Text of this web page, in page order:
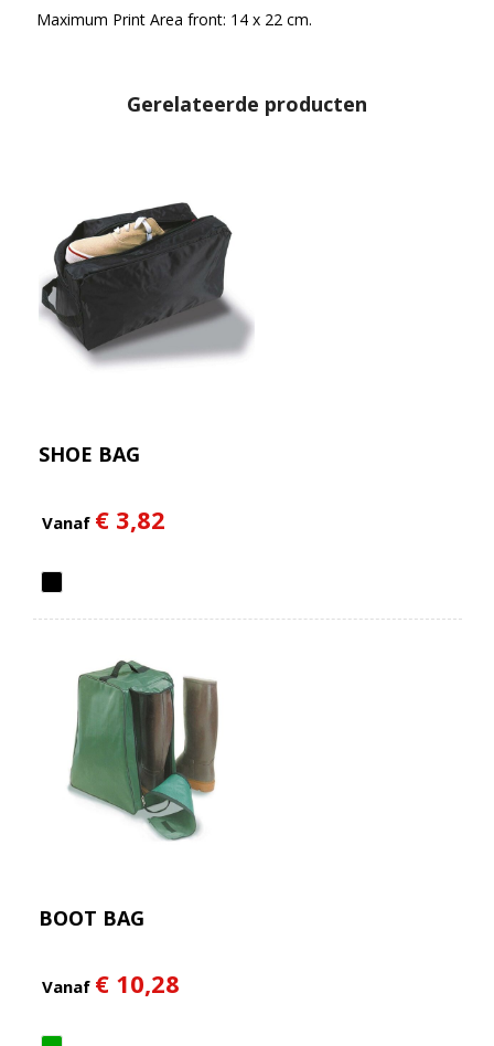
Maximum Print Area front: 14 x 22 cm.
Gerelateerde producten
SHOE BAG
Vanaf € 3,82
BOOT BAG
Vanaf € 10,28